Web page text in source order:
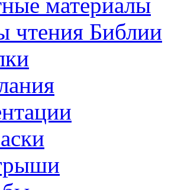
чтения Библии